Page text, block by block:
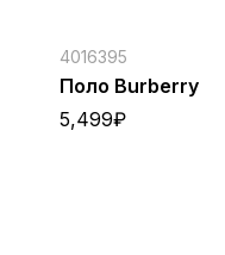
4016395
Поло Burberry
5,499₽